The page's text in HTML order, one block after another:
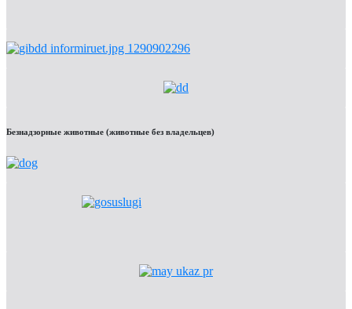
Безнадзорные животные (животные без владельцев)